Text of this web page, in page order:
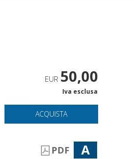
EUR 50,00
Iva esclusa
ACQUISTA
PDF A